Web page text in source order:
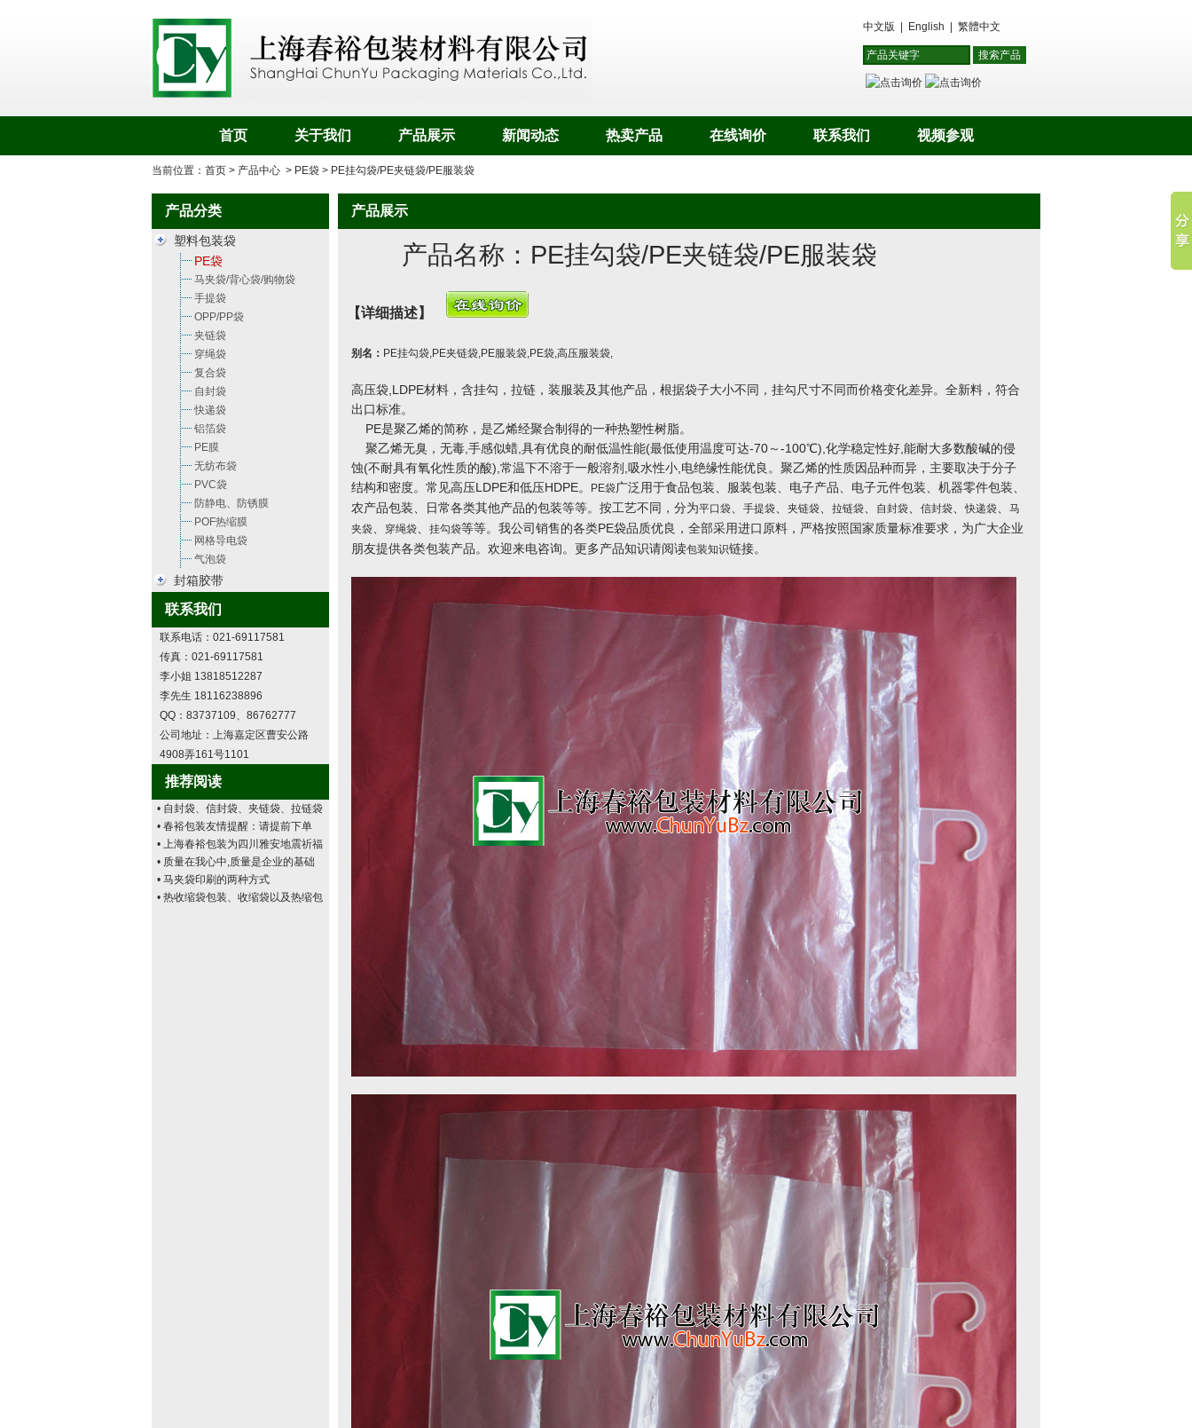
中文版 English 繁體中文
首页 关于我们 产品展示 新闻动态 热卖产品 在线询价 联系我们 视频参观
当前位置： 首页 > 产品中心 > PE袋 > PE挂勾袋/PE夹链袋/PE服装袋
产品分类
塑料包装袋
PE袋
马夹袋/背心袋/购物袋
手提袋
OPP/PP袋
夹链袋
穿绳袋
复合袋
自封袋
快递袋
铝箔袋
PE膜
无纺布袋
PVC袋
防静电、防锈膜
POF热缩膜
网格导电袋
气泡袋
封箱胶带
联系我们
联系电话：021-69117581
传真：021-69117581
李小姐 13818512287
李先生 18116238896
QQ：83737109、86762777
公司地址：上海嘉定区曹安公路
4908弄161号1101
推荐阅读
• 自封袋、信封袋、夹链袋、拉链袋
• 春裕包装友情提醒：请提前下单
• 上海春裕包装为四川雅安地震祈福
• 质量在我心中,质量是企业的基础
• 马夹袋印刷的两种方式
• 热收缩袋包装、收缩袋以及热缩包
产品展示
产品名称： PE挂勾袋/PE夹链袋/PE服装袋
【详细描述】
别名： PE挂勾袋,PE夹链袋,PE服装袋,PE袋,高压服装袋,
高压袋,LDPE材料，含挂勾，拉链，装服装及其他产品，根据袋子大小不同，挂勾尺寸不同而价格变化差异。全新料，符合
出口标准。
PE是聚乙烯的简称，是乙烯经聚合制得的一种热塑性树脂。
聚乙烯无臭，无毒,手感似蜡,具有优良的耐低温性能(最低使用温度可达-70～-100℃),化学稳定性好,能耐大多数酸碱的侵
蚀(不耐具有氧化性质的酸),常温下不溶于一般溶剂,吸水性小,电绝缘性能优良。聚乙烯的性质因品种而异，主要取决于分子
结构和密度。常见高压LDPE和低压HDPE。
PE袋广泛用于食品包装、服装包装、电子产品、电子元件包装、机器零件包装、
农产品包装、日常各类其他产品的包装等等。按工艺不同，分为平口袋 手提袋 夹链袋 拉链袋 自封袋 信封袋 、快递袋
马
夹袋
穿绳袋 挂勾袋等等。我公司销售的各类PE袋品质优良，全部采用进口原料，严格按照国家质量标准要求，为广大企业
朋友提供各类包装产品。欢迎来电咨询。更多产品知识请阅读包装知识链接。